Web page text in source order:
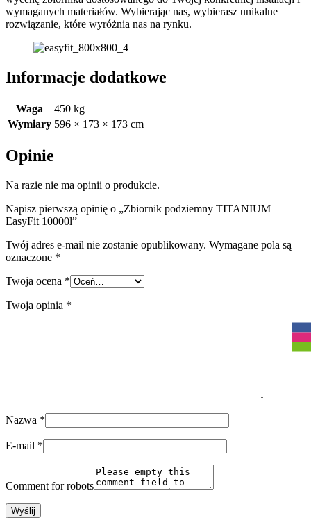
wymaganych materiałów. Wybierając nas, wybierasz unikalne
rozwiązanie, które wyróżnia nas na rynku.
Informacje dodatkowe
Waga
450 kg
Wymiary 596 × 173 × 173 cm
Opinie
Na razie nie ma opinii o produkcie.
Napisz pierwszą opinię o „Zbiornik podziemny TITANIUM
EasyFit 10000l”
Twój adres e-mail nie zostanie opublikowany. Wymagane pola są
oznaczone *
Twoja ocena *
Twoja opinia *
Nazwa *
E-mail *
Comment for robots